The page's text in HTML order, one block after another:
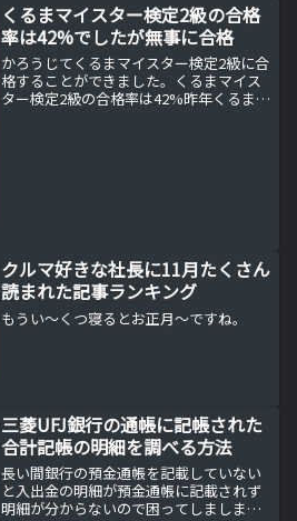
くるまマイスター検定2級の合格
率は42%でしたが無事に合格
かろうじてくるまマイスター検定2級に合
格することができました。くるまマイス
ター検定2級の合格率は42%昨年くるまマ
クルマ好きな社長に11月たくさん
読まれた記事ランキング
もうい～くつ寝るとお正月～ですね。
三菱UFJ銀行の通帳に記帳された
合計記帳の明細を調べる方法
長い間銀行の預金通帳を記載していない
と入出金の明細が預金通帳に記載されず
明細が分からないので困ってしましま